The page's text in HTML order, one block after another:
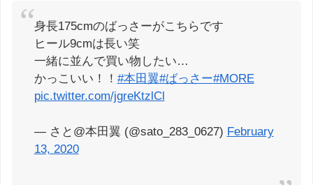
身長175cmのばっさーがこちらです
ヒール9cmは長い笑
一緒に並んで買い物したい…
かっこいい！！ #本田翼#ばっさー#MORE
pic.twitter.com/jgreKtzlCl
— さと@本田翼 (@sato_283_0627) February
13, 2020